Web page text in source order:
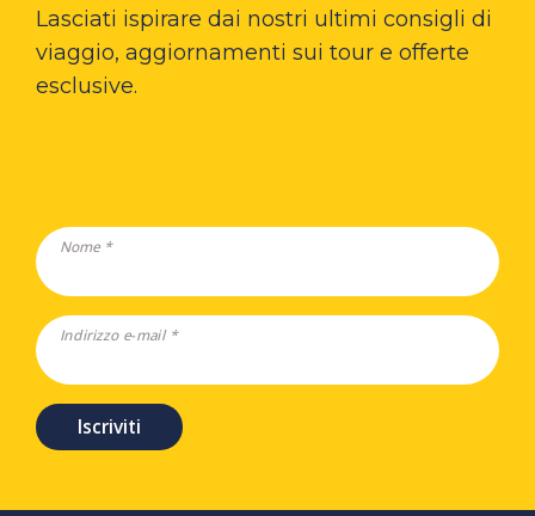
Lasciati ispirare dai nostri ultimi consigli di
viaggio, aggiornamenti sui tour e offerte
esclusive.
Nome *
Indirizzo e-mail *
Iscriviti